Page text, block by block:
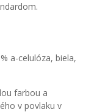
a-celulóza, biela,
farbou a
v povlaku v